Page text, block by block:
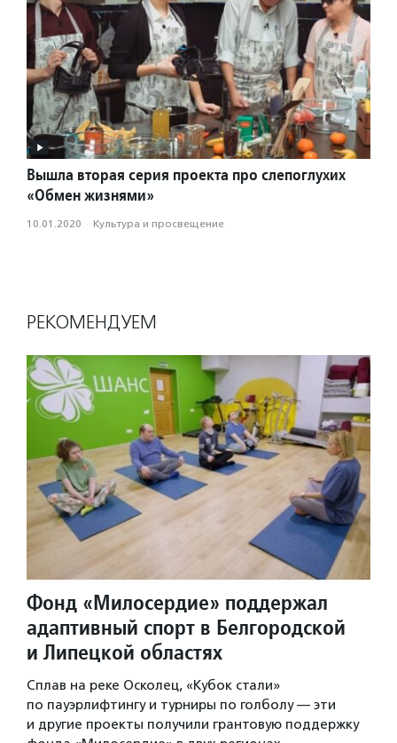
Вышла вторая серия проекта про слепоглухих
«Обмен жизнями»
10.01.2020 · Культура и просвещение
РЕКОМЕНДУЕМ
Фонд «Милосердие» поддержал
адаптивный спорт в Белгородской
и Липецкой областях
Сплав на реке Осколец, «Кубок стали»
по пауэрлифтингу и турниры по голболу — эти
и другие проекты получили грантовую поддержку